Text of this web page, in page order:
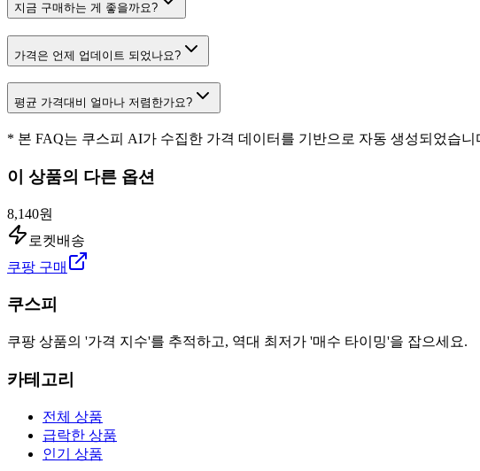
지금 구매하는 게 좋을까요?
가격은 언제 업데이트 되었나요?
평균 가격대비 얼마나 저렴한가요?
* 본 FAQ는 쿠스피 AI가 수집한 가격 데이터를 기반으로 자동 생성되었습
이 상품의 다른 옵션
8,140원
로켓배송
쿠팡 구매
쿠스피
쿠팡 상품의 '가격 지수'를 추적하고, 역대 최저가 '매수 타이밍'을 잡으세요.
카테고리
전체 상품
급락한 상품
인기 상품